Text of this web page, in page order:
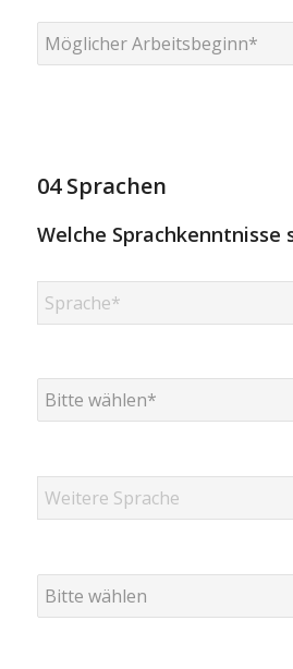
04 Sprachen
Welche Sprachkenntnisse